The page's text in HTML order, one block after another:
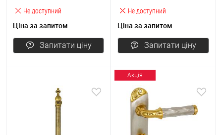
Не доступний
Ціна за запитом
Запитати ціну
Не доступний
Ціна за запитом
Запитати ціну
Акція